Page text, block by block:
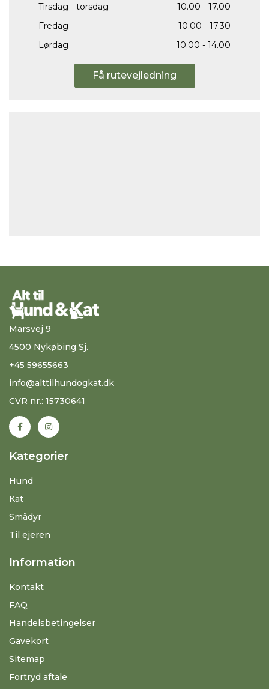
Tirsdag - torsdag
10.00 - 17.00
Fredag
10.00 - 17.30
Lørdag
10.00 - 14.00
Få rutevejledning
Marsvej 9
4500 Nykøbing Sj.
+45 59655663
info@alttilhundogkat.dk
CVR nr.: 15730641
Kategorier
Hund
Kat
Smådyr
Til ejeren
Information
Kontakt
FAQ
Handelsbetingelser
Gavekort
Sitemap
Fortryd aftale